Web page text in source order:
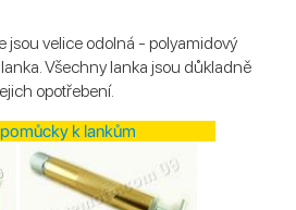
jsou velice odolná - polyamidový
Všechny lanka jsou důkladně
opotřebení.
k lankům